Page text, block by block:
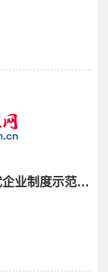
关于推荐第八批民营企业建立现代企业制度示范企业的通知